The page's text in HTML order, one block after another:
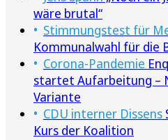
wäre brutal“
Stimmungstest für
Kommunalwahl für die
Corona-Pandemie
startet Aufarbeitung –
Variante
CDU interner Dissens
Kurs der Koalition